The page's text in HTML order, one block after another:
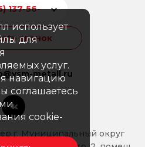
137-56-
звонок
metall.ru
Муниципальный округ
использует
для
услуг.
навигацию
соглашаетесь
cookie-